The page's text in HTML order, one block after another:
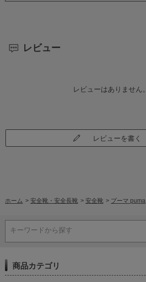
レビュー
レビューはありません。
レビューを書く
ホーム > 安全靴・安全長靴 > 安全靴 > プーマ puma
キーワードから探す
商品カテゴリ